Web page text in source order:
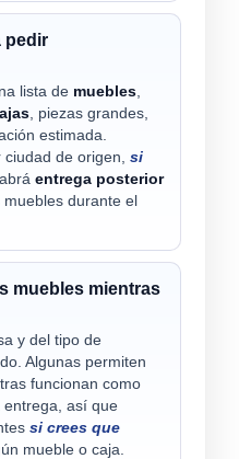
pedir
lista de muebles,
, piezas grandes,
estimada.
ciudad de origen, si
entrega posterior
durante el
muebles mientras
y del tipo de
Algunas permiten
funcionan como
entrega, así que
si crees que
mueble o caja.